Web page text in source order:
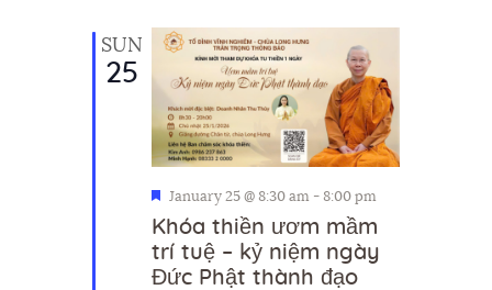
SUN
25
F
e
a
t
u
January 25 @ 8:30 am - 8:00 pm
Khóa thiền ươm mầm
trí tuệ – kỷ niệm ngày
Đức Phật thành đạo